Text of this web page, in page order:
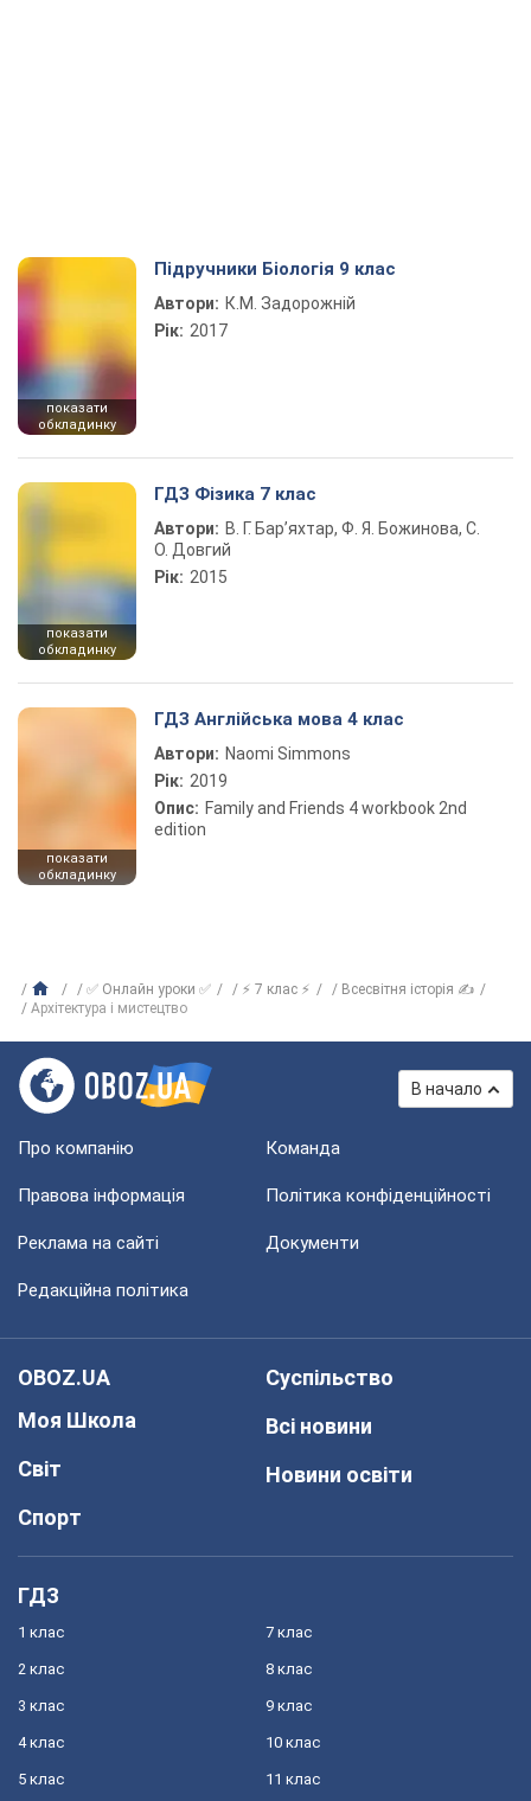
показати
обкладинку
Підручники Біологія 9 клас
Автори: К.М. Задорожній
Рік: 2017
показати
обкладинку
ГДЗ Фізика 7 клас
Автори: В. Г. Бар’яхтар, Ф. Я. Божинова, С.
О. Довгий
Рік: 2015
показати
обкладинку
ГДЗ Англійська мова 4 клас
Автори: Naomi Simmons
Рік: 2019
Опис: Family and Friends 4 workbook 2nd
edition
✅ Онлайн уроки ✅ ⚡ 7 клас ⚡
Всесвітня історія ✍
Архітектура і мистецтво
В начало
Про компанію Команда
Правова інформація Політика конфіденційності
Реклама на сайті Документи
Редакційна політика
OBOZ.UA
Моя Школа
Світ
Спорт
Суспільство
Всі новини
Новини освіти
ГДЗ
1 клас
2 клас
3 клас
4 клас
5 клас
7 клас
8 клас
9 клас
10 клас
11 клас